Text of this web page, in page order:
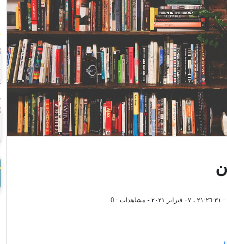
: ٢١:٢٦:٣١ ، ٠٧ فبراير ٢٠٢١ - مشاهدات : 0